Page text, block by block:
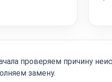
проверяем причину
замену.